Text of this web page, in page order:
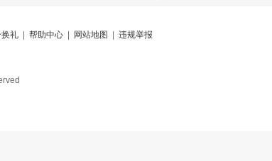
礼 帮助中心 网站地图 违规举报